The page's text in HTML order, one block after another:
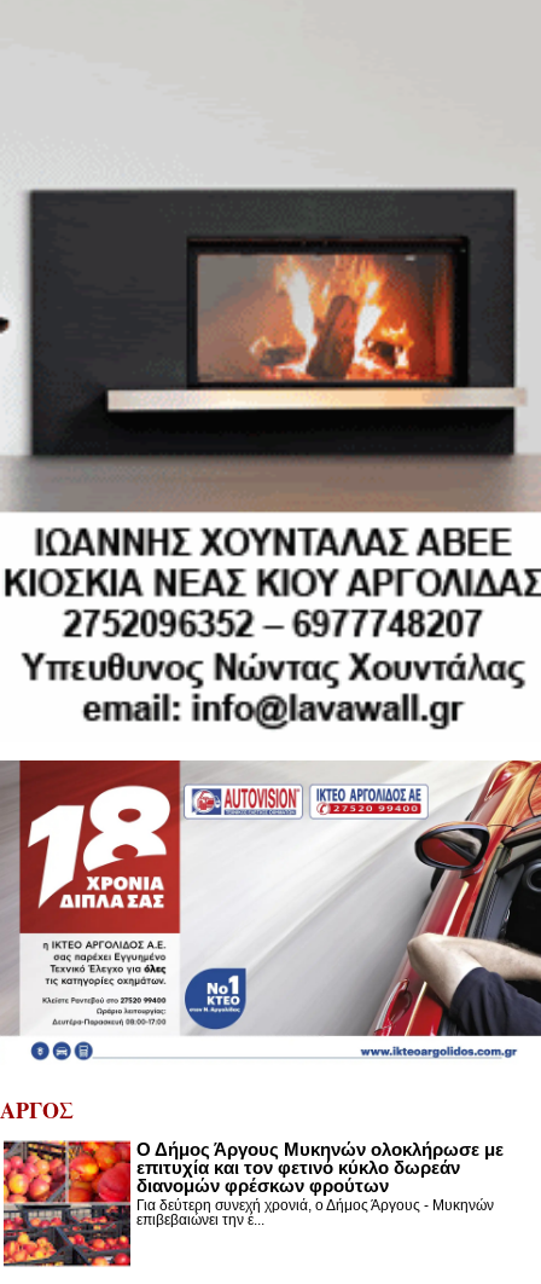
ΑΡΓΟΣ
Ο Δήμος Άργους Μυκηνών ολοκλήρωσε με
επιτυχία και τον φετινό κύκλο δωρεάν
διανομών φρέσκων φρούτων
Για δεύτερη συνεχή χρονιά, ο Δήμος Άργους - Μυκηνών
επιβεβαιώνει την έ...